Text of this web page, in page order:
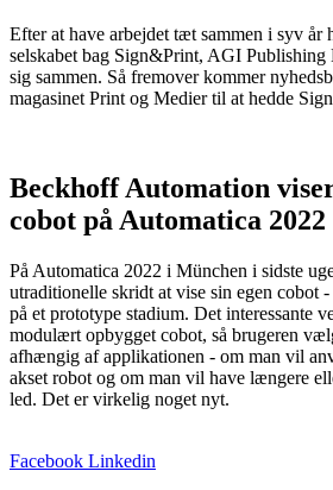
Efter at have arbejdet tæt sammen i syv år
selskabet bag Sign&Print, AGI Publishing
sig sammen. Så fremover kommer
magasinet Print og Medier til at hedde
Beckhoff Automation
cobot på Automatica 2022
På Automatica 2022 i München i sidste
utraditionelle skridt at vise sin egen cobot
på et prototype stadium. Det interessante
modulært opbygget cobot, så brugeren
afhængig af applikationen - om man vil
akset robot og om man vil have længere
led. Det er virkelig noget nyt.
Facebook Linkedin